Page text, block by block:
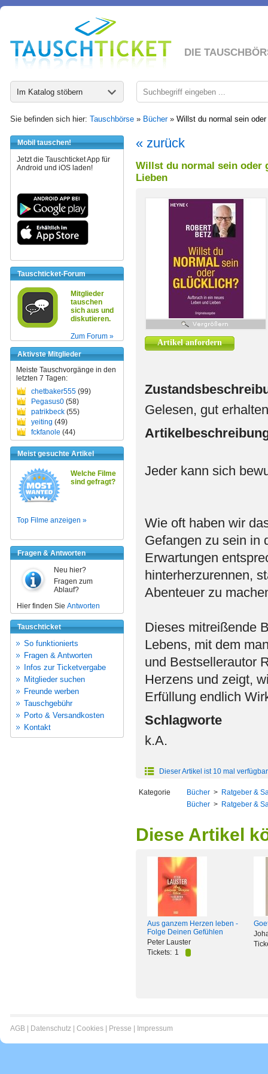
DIE
Im Katalog stöbern
Sie befinden sich hier: Tauschbörse » Bücher» Willst du normal sein
Mobil tauschen!
Jetzt die Tauschticket App für
Android und iOS laden!
Tauschticket-Forum
Mitglieder
tauschen
sich aus und
diskutieren.
Zum Forum »
Aktivste Mitglieder
Meiste Tauschvorgänge in den
letzten 7 Tagen:
chetbaker555 (99)
Pegasus0 (58)
patrikbeck (55)
yeiting (49)
fckfanole (44)
Meist gesuchte Artikel
Welche Filme
sind gefragt?
Top Filme anzeigen »
Fragen & Antworten
Neu hier?
Fragen zum
Ablauf?
Hier finden Sie Antworten
Tauschticket
So funktionierts
Fragen & Antworten
Infos zur Ticketvergabe
Mitglieder suchen
Freunde werben
Tauschgebühr
Porto & Versandkosten
Kontakt
« zurück
Willst du normal sein oder
Lieben
Artikel anfordern
Gelesen, gut erhalten
Jeder kann sich
Wie oft haben wir
Gefangen zu sein in
Erwartungen
hinterherzurennen,
Abenteuer zu
Dieses mitreißende
Lebens, mit dem
und Bestsellerautor
Herzens und zeigt,
Erfüllung endlich
Schlagworte
k.A.
Dieser Artikel ist 10 mal verfügbar
Kategorie Bücher > Ratgeber &
Bücher > Ratgeber &
Diese Artikel
Aus ganzem Herzen leben -
Folge Deinen Gefühlen
Peter Lauster
Tickets: 1
AGB Datenschutz Cookies Presse Impressum